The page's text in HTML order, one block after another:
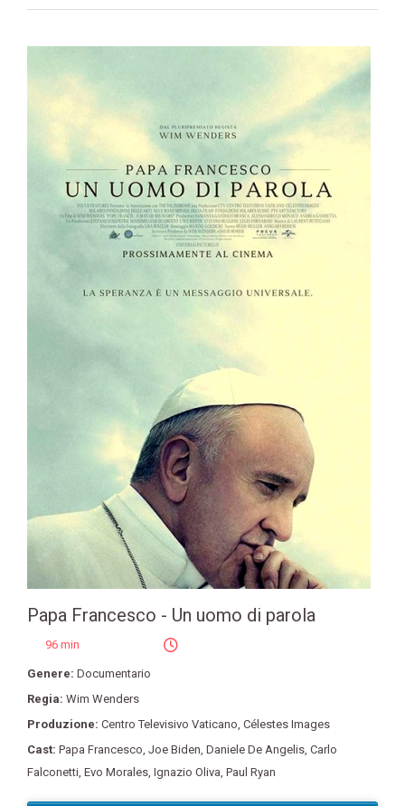
Papa Francesco - Un uomo di parola
96 min
Genere: Documentario
Regia: Wim Wenders
Produzione: Centro Televisivo Vaticano, Célestes Images
Cast: Papa Francesco, Joe Biden, Daniele De Angelis, Carlo
Falconetti, Evo Morales, Ignazio Oliva, Paul Ryan